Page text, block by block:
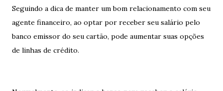
Seguindo a dica de manter um bom relacionamento com seu
agente financeiro, ao optar por receber seu salário pelo
banco emissor do seu cartão, pode aumentar suas opções
de linhas de crédito.